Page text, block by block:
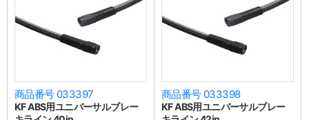
商品番号 033397
KF ABS用ユニバーサルブレー
商品番号 033398
KF ABS用ユニバーサルブレー